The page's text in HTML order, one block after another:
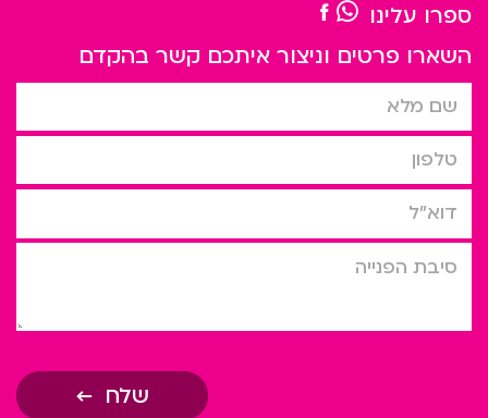
ספרו עלינו
השארו פרטים וניצור איתכם קשר בהקדם
שם מלא
טלפון
דוא”ל
סיבת הפניה
שלח